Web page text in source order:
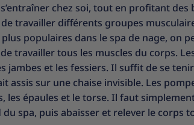
chez soi, tout en profitant des
travailler différents groupes
populaires dans le spa de nage, on
travailler tous les muscles du corps.
et les fessiers. Il suffit de se tenir
assis sur une chaise invisible. Les
les épaules et le torse. Il faut
spa, puis abaisser et relever le corps